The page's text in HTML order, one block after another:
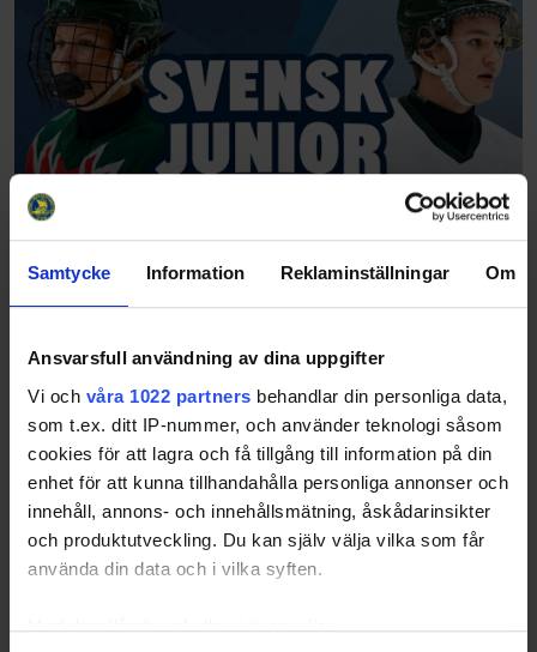
Samtycke Information Reklaminställningar Om
Ansvarsfull användning av dina uppgifter
Vi och våra 1022 partners behandlar din personliga data,
som t.ex. ditt IP-nummer, och använder teknologi såsom
cookies för att lagra och få tillgång till information på din
enhet för att kunna tillhandahålla personliga annonser och
innehåll, annons- och innehållsmätning, åskådarinsikter
och produktutveckling. Du kan själv välja vilka som får
använda din data och i vilka syften.
Med din tillåtelse skulle vi även vilja: